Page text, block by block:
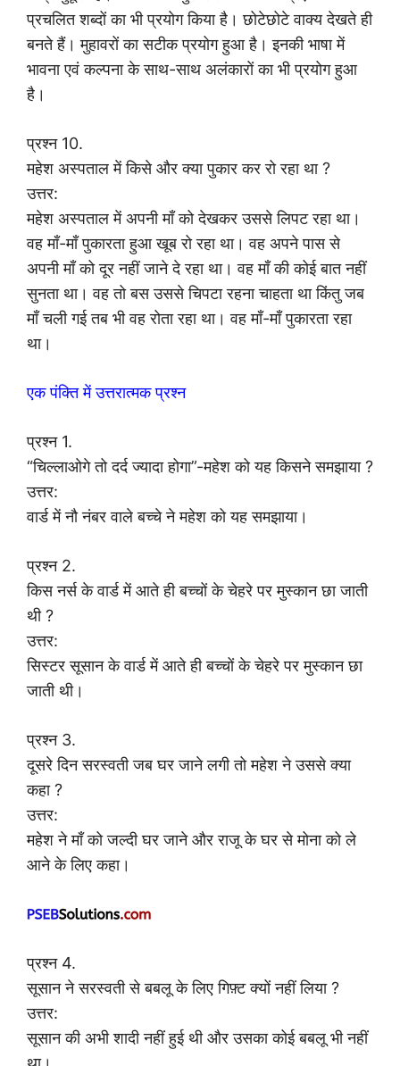
प्रचलित शब्दों का भी प्रयोग किया है। छोटेछोटे वाक्य देखते ही
बनते हैं। मुहावरों का सटीक प्रयोग हुआ है। इनकी भाषा में
भावना एवं कल्पना के साथ-साथ अलंकारों का भी प्रयोग हुआ
है।
प्रश्न 10.
महेश अस्पताल में किसे और क्या पुकार कर रो रहा था ?
उत्तर:
महेश अस्पताल में अपनी माँ को देखकर उससे लिपट रहा था।
वह माँ-माँ पुकारता हुआ खूब रो रहा था। वह अपने पास से
अपनी माँ को दूर नहीं जाने दे रहा था। वह माँ की कोई बात नहीं
सुनता था। वह तो बस उससे चिपटा रहना चाहता था किंतु जब
माँ चली गई तब भी वह रोता रहा था। वह माँ-माँ पुकारता रहा
था।
एक पंक्ति में उत्तरात्मक प्रश्न
प्रश्न 1.
“चिल्लाओगे तो दर्द ज्यादा होगा”-महेश को यह किसने समझाया ?
उत्तर:
वार्ड में नौ नंबर वाले बच्चे ने महेश को यह समझाया।
प्रश्न 2.
किस नर्स के वार्ड में आते ही बच्चों के चेहरे पर मुस्कान छा जाती
थी ?
उत्तर:
सिस्टर सूसान के वार्ड में आते ही बच्चों के चेहरे पर मुस्कान छा
जाती थी।
प्रश्न 3.
दूसरे दिन सरस्वती जब घर जाने लगी तो महेश ने उससे क्या
कहा ?
उत्तर:
महेश ने माँ को जल्दी घर जाने और राजू के घर से मोना को ले
आने के लिए कहा।
प्रश्न 4.
सूसान ने सरस्वती से बबलू के लिए गिफ़्ट क्यों नहीं लिया ?
उत्तर:
सूसान की अभी शादी नहीं हुई थी और उसका कोई बबलू भी नहीं